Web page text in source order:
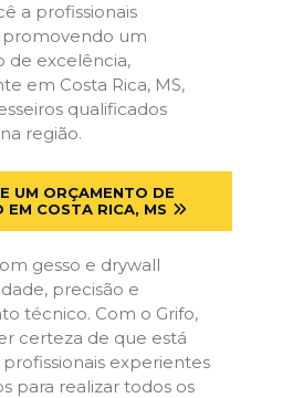
a profissionais
promovendo um
de excelência,
em Costa Rica, MS,
qualificados
região.
UM ORÇAMENTO DE
EM COSTA RICA, MS
gesso e drywall
precisão e
técnico. Com o Grifo,
certeza de que está
experientes
para realizar todos os